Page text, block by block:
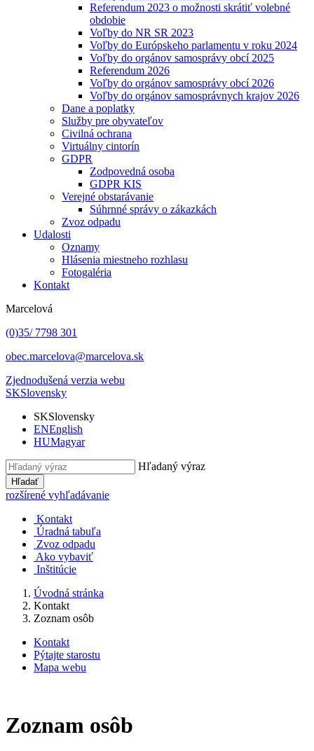
Referendum 2023 o možnosti skrátiť volebné
obdobie
Voľby do NR SR 2023
Voľby do Európskeho parlamentu v roku 2024
Voľby do orgánov samosprávy obcí 2025
Referendum 2026
Voľby do orgánov samosprávy obcí 2026
Voľby do orgánov samosprávnych krajov 2026
Dane a poplatky
Služby pre obyvateľov
Civilná ochrana
Virtuálny cintorín
GDPR
Zodpovedná osoba
GDPR KIS
Verejné obstarávanie
Súhrnné správy o zákazkách
Zvoz odpadu
Udalosti
Oznamy
Hlásenia miestneho rozhlasu
Fotogaléria
Kontakt
Marcelová
(0)35/ 7798 301
obec.marcelova@marcelova.sk
Zjednodušená verzia webu
SKSlovensky
SKSlovensky
ENEnglish
HUMagyar
Hľadaný výraz
Hľadať
rozšírené vyhľadávanie
Kontakt
Úradná tabuľa
Zvoz odpadu
Ako vybaviť
Inštitúcie
Úvodná stránka
Kontakt
Zoznam osôb
Kontakt
Pýtajte starostu
Mapa webu
Zoznam osôb